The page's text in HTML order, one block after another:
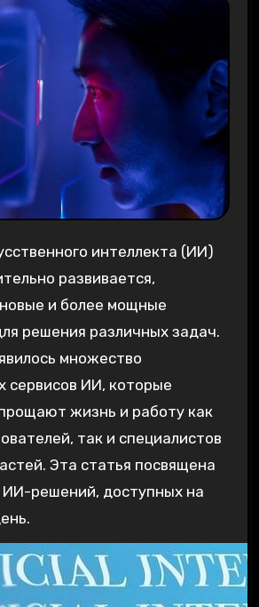
интеллекта (ИИ)
развивается,
и более мощные
решения различных задач.
множество
сервисов ИИ, которые
жизнь и работу как
так и специалистов
Эта статья посвящена
ИИ-решений, доступных на